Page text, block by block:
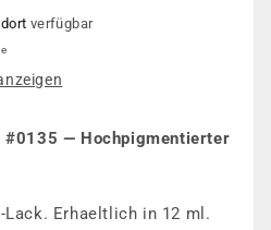
verfügbar
#0135 — Hochpigmentierter
Erhaeltlich in 12 ml.